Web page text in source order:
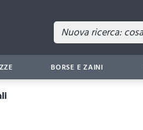
BORSE E ZAINI